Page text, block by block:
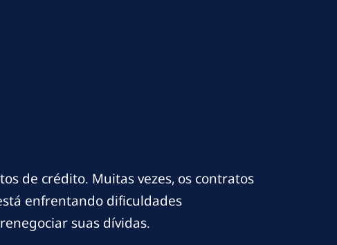
de crédito. Muitas vezes, os contratos
enfrentando dificuldades
suas dívidas.